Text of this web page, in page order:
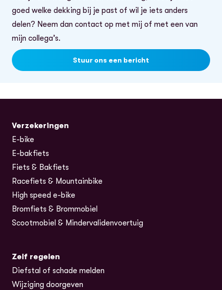
goed welke dekking bij je past of wil je iets anders
delen? Neem dan contact op met mij of met een van
mijn collega’s.
Stuur ons een bericht
Verzekeringen
E-bike
E-bakfiets
Fiets & Bakfiets
Racefiets & Mountainbike
High speed e-bike
Bromfiets & Brommobiel
Scootmobiel & Mindervalidenvoertuig
Zelf regelen
Diefstal of schade melden
Wijziging doorgeven